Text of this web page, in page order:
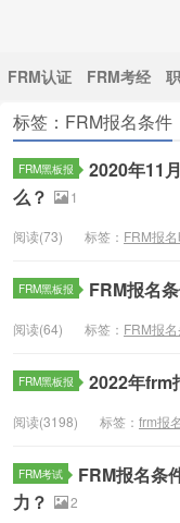
中国FRM
FRM认证 FRM考经
标签：FRM报名条件
FRM黑板报
2020年11
么？
1
阅读(73) 标签： FRM报
FRM黑板报 FRM报名
阅读(64) 标签： FRM报
FRM黑板报 2022年frm
阅读(3198) 标签： frm报
FRM考试
FRM报名条
力？
2